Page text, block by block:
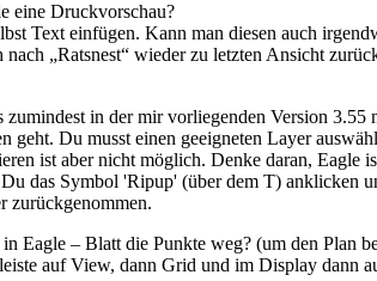
eine Druckvorschau?
Text einfügen. Kann man diesen auch
„Ratsnest“ wieder zu letzten Ansicht
zumindest in der mir vorliegenden Version 3.55
geht. Du musst einen geeigneten Layer
ist aber nicht möglich. Denke daran, Eagle
das Symbol 'Ripup' (über dem T)
zurückgenommen.
Eagle – Blatt die Punkte weg? (um den Plan
auf View, dann Grid und im Display dann